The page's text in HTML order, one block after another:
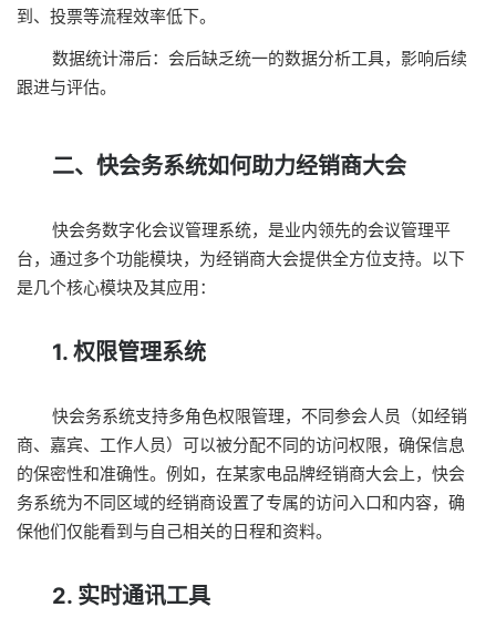
到、投票等流程效率低下。
数据统计滞后：会后缺乏统一的数据分析工具，影响后续
跟进与评估。
二、快会务系统如何助力经销商大会
快会务数字化会议管理系统，是业内领先的会议管理平
台，通过多个功能模块，为经销商大会提供全方位支持。以下
是几个核心模块及其应用：
1. 权限管理系统
快会务系统支持多角色权限管理，不同参会人员（如经销
商、嘉宾、工作人员）可以被分配不同的访问权限，确保信息
的保密性和准确性。例如，在某家电品牌经销商大会上，快会
务系统为不同区域的经销商设置了专属的访问入口和内容，确
保他们仅能看到与自己相关的日程和资料。
2. 实时通讯工具